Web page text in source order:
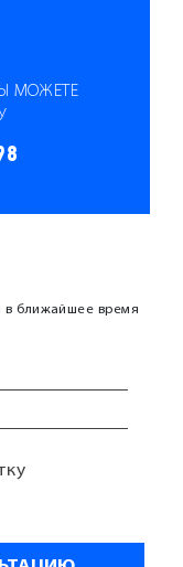
МОЖЕТЕ
в ближайшее время